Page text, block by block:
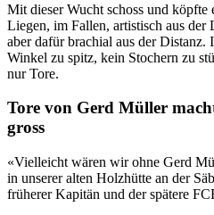
Mit dieser Wucht schoss und köpfte
Liegen, im Fallen, artistisch aus der
aber dafür brachial aus der
Winkel zu spitz, kein Stochern zu
nur Tore.
Tore von Gerd Müller
gross
«Vielleicht wären wir ohne Gerd
in unserer alten Holzhütte an der
früherer Kapitän und der spätere